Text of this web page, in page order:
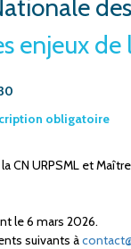
enjeux
obligatoire
CN URPSML et
le 6 mars 2026.
suivants à